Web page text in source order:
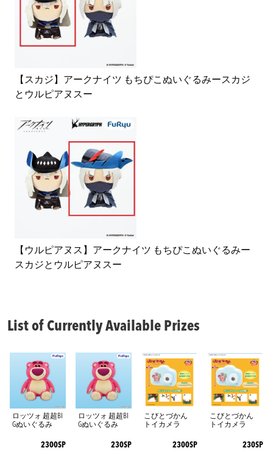
【スカジ】アークナイツ もちぴこぬいぐるみースカジ
とウルピアヌスー
【ウルピアヌス】アークナイツ もちぴこぬいぐるみー
スカジとウルピアヌスー
List of Currently Available Prizes
ロッツォ 超超BI
Gぬいぐるみ
2300SP
ロッツォ 超超BI
Gぬいぐるみ
230SP
こびとづかん
トイカメラ
2300SP
こびとづかん
トイカメラ
230SP